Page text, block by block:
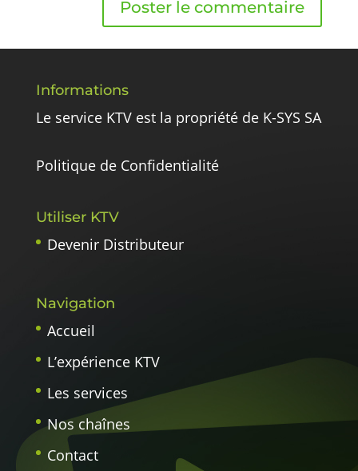
Informations
Le service KTV est la propriété de K-SYS SA
Politique de Confidentialité
Utiliser KTV
Devenir Distributeur
Navigation
Accueil
L’expérience KTV
Les services
Nos chaînes
Contact